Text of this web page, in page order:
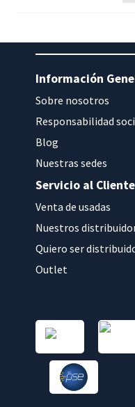
Información
Sobre nosotros
Responsabilidad
Blog
Nuestras sedes
Servicio al Cliente
Venta de usadas
Nuestros
Quiero ser
Outlet